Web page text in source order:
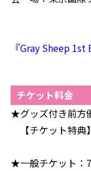
『Gray Sheep
チケット料金
★グッズ付き前方
【チケット特典
★一般チケット：